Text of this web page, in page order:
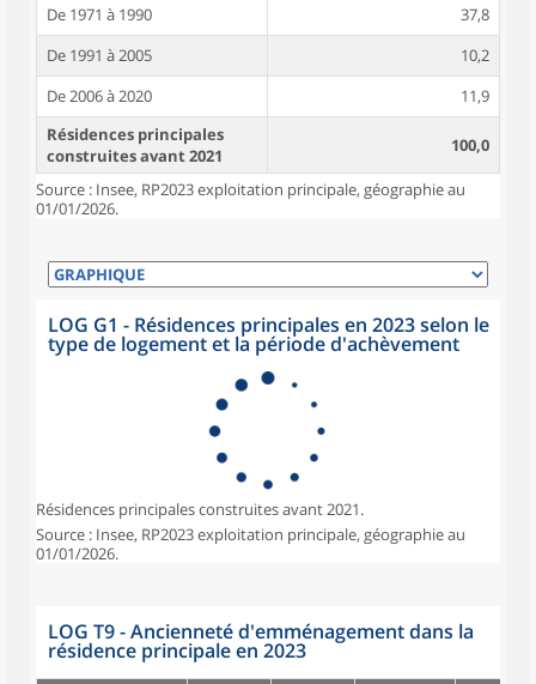
De 1971 à 1990
37,8
De 1991 à 2005
10,2
De 2006 à 2020
11,9
Résidences principales
construites avant 2021
100,0
Source : Insee, RP2023 exploitation principale, géographie au
01/01/2026.
LOG G1 - Résidences principales en 2023 selon le
type de logement et la période d'achèvement
Résidences principales construites avant 2021.
Source : Insee, RP2023 exploitation principale, géographie au
01/01/2026.
LOG T9 - Ancienneté d'emménagement dans la
résidence principale en 2023